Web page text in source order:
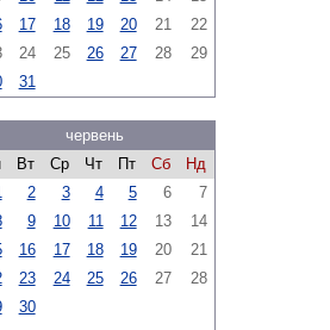
17 18 19 20 21
22
24 25 26 27 28
29
31
червень
Вт Ср Чт Пт Сб
Нд
2 3 4 5 6
7
9 10 11 12 13
14
16 17 18 19 20
21
23 24 25 26 27
28
30